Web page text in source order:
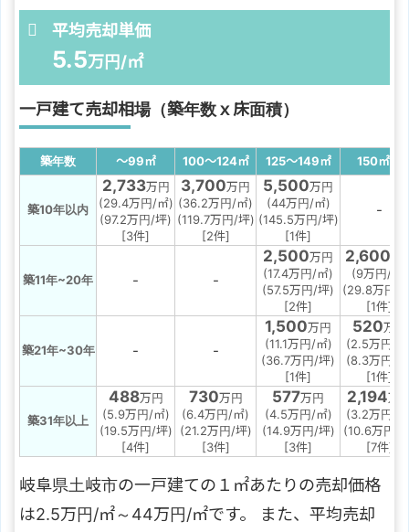
平均売却単価
5.5万円/㎡
一戸建て売却相場（築年数ｘ床面積）
築年数 ～99㎡ 100～124㎡ 125～149㎡ 150㎡
築10年以内
2,733万円
(29.4万円/㎡)
(97.2万円/坪)
[3件]
3,700万円
(36.2万円/㎡)
(119.7万円/坪)
[2件]
5,500万円
(44万円/㎡)
(145.5万円/坪)
[1件]
-
築11年~20年 - -
2,500万円
(17.4万円/㎡)
(57.5万円/坪)
[2件]
2,600
(9万円/㎡)
(29.8万円/
[1件]
築21年~30年 - -
1,500万円
(11.1万円/㎡)
(36.7万円/坪)
[1件]
520万円
(2.5万円/
(8.3万円/
[1件]
築31年以上
488万円
(5.9万円/㎡)
(19.5万円/坪)
[4件]
730万円
(6.4万円/㎡)
(21.2万円/坪)
[3件]
577万円
(4.5万円/㎡)
(14.9万円/坪)
[3件]
2,194万
(3.2万円/
(10.6万円/
[7件]
岐阜県土岐市の一戸建ての１㎡あたりの売却価格
は2.5万円/㎡～44万円/㎡です。 また、平均売却